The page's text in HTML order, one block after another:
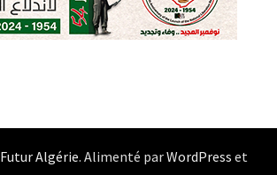
Futur Algérie. Alimenté parWordPress et